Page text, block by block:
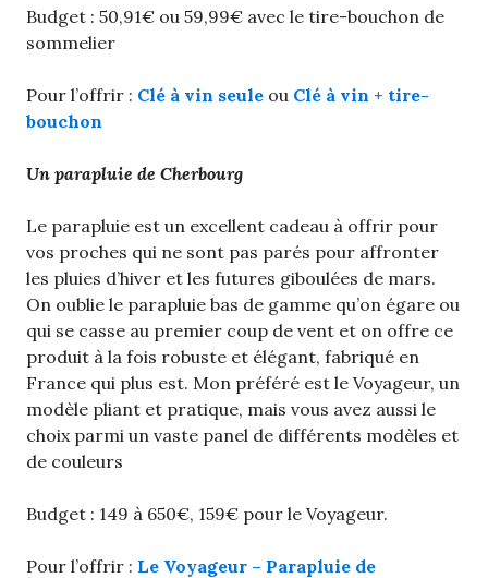
Budget : 50,91€ ou 59,99€ avec le tire-bouchon de
sommelier
Pour l’offrir : Clé à vin seule ou Clé à vin + tire-
bouchon
Un parapluie de Cherbourg
Le parapluie est un excellent cadeau à offrir pour
vos proches qui ne sont pas parés pour affronter
les pluies d’hiver et les futures giboulées de mars.
On oublie le parapluie bas de gamme qu’on égare ou
qui se casse au premier coup de vent et on offre ce
produit à la fois robuste et élégant, fabriqué en
France qui plus est. Mon préféré est le Voyageur, un
modèle pliant et pratique, mais vous avez aussi le
choix parmi un vaste panel de différents modèles et
de couleurs
Budget : 149 à 650€, 159€ pour le Voyageur.
Pour l’offrir : Le Voyageur – Parapluie de